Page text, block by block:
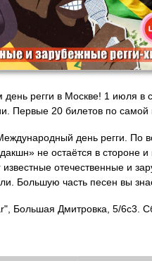
день регги в Москве! 1 июля в
Первые 20 билетов по самой
день регги. По
не остаётся в стороне
отечественные и
Большую часть песен вы
Большая Дмитровка, 5/6с3.